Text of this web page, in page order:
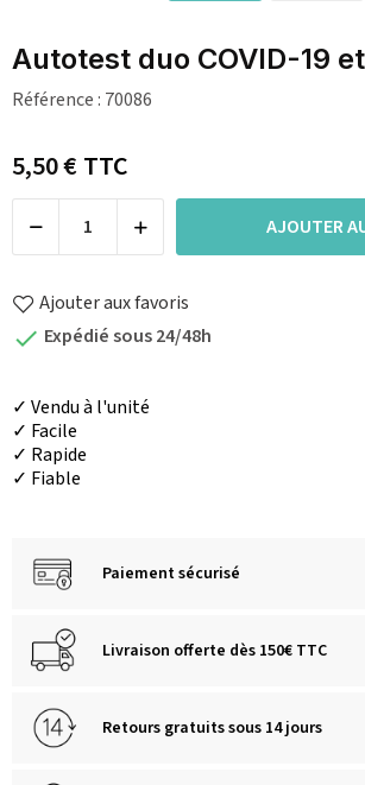
Autotest duo COVID-19 et
Référence : 70086
5,50 €TTC
AJOUTER
Ajouter aux favoris
 Expédié sous 24/48h
✓ Vendu à l'unité
✓ Facile
✓ Rapide
✓ Fiable
Paiement sécurisé
Livraison offerte dès 150€ TTC
Retours gratuits sous 14 jours